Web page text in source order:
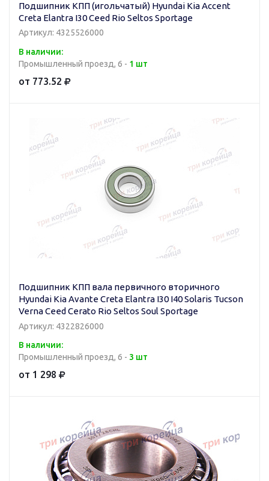
Подшипник КПП (игольчатый) Hyundai Kia Accent
Creta Elantra I30 Ceed Rio Seltos Sportage
Артикул: 4325526000
В наличии:
Промышленный проезд, 6 - 1 шт
от 773.52
Подшипник КПП вала первичного вторичного
Hyundai Kia Avante Creta Elantra I30 I40 Solaris Tucson
Verna Ceed Cerato Rio Seltos Soul Sportage
Артикул: 4322826000
В наличии:
Промышленный проезд, 6 - 3 шт
от 1 298